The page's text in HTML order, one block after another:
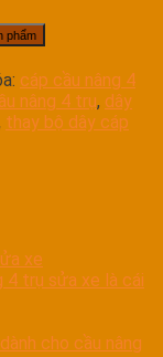
phẩm
cáp cầu nâng 4
nâng 4 trụ, dây
thay bộ dây cáp
xe
4 trụ sửa xe là cái
cho cầu nâng